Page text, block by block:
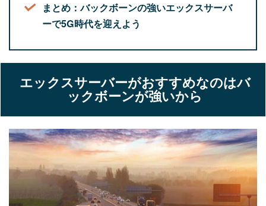
まとめ：バックボーンの強いエックスサーバ
ーで5G時代を迎えよう
エックスサーバーがおすすめなのはバ
ックボーンが強いから